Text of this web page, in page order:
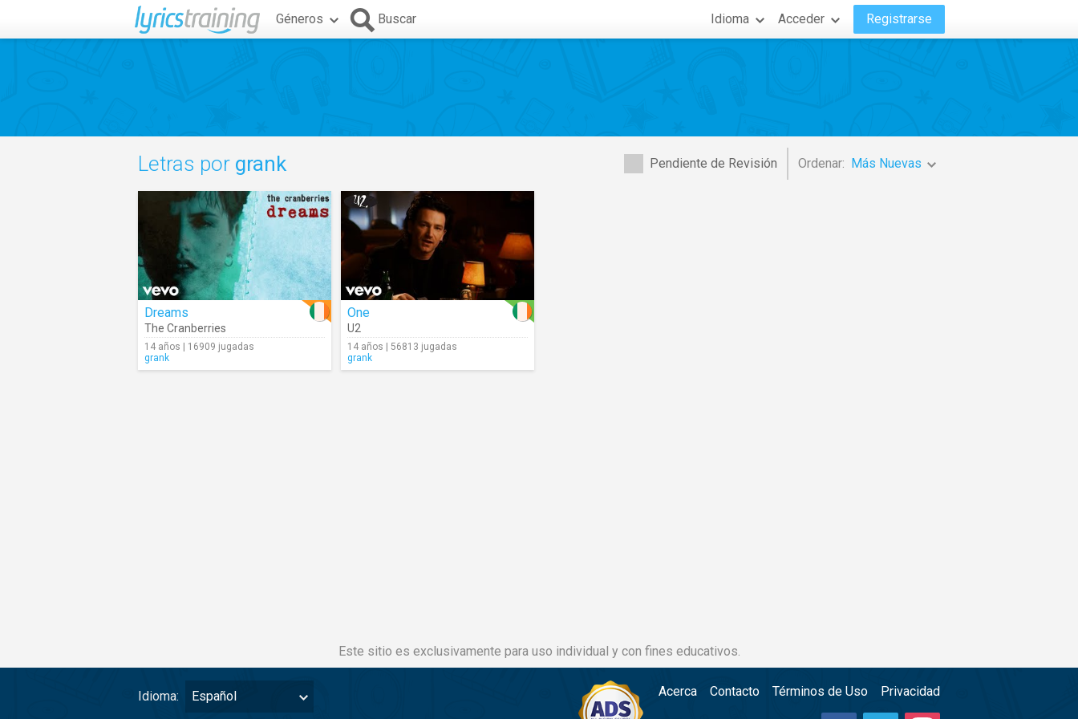
Géneros Buscar Idioma Acceder Registrarse
Pendiente de Revisión Ordenar: Más Nuevas
Letras por grank
Dreams
The Cranberries
14 años | 16909 jugadas
grank
One
U2
14 años | 56813 jugadas
grank
Este sitio es exclusivamente para uso individual y con fines educativos.
Idioma: Español Acerca Contacto Términos de Uso Privacidad